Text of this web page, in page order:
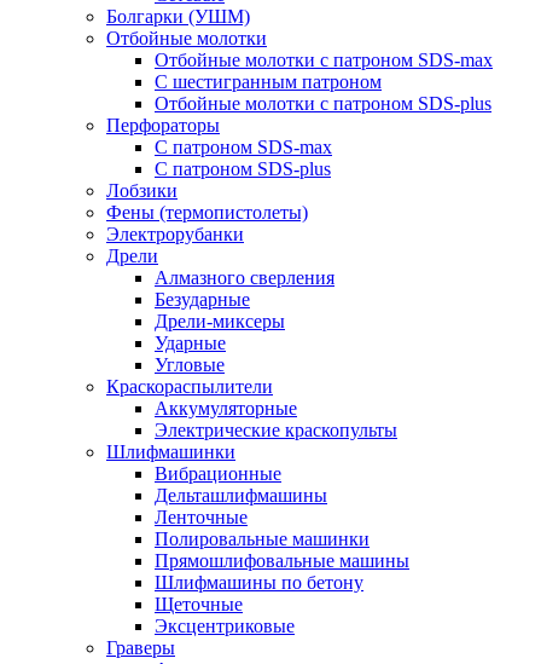
Болгарки (УШМ)
Отбойные молотки
Отбойные молотки с патроном SDS-max
С шестигранным патроном
Отбойные молотки с патроном SDS-plus
Перфораторы
С патроном SDS-max
С патроном SDS-plus
Лобзики
Фены (термопистолеты)
Электрорубанки
Дрели
Алмазного сверления
Безударные
Дрели-миксеры
Ударные
Угловые
Краскораспылители
Аккумуляторные
Электрические краскопульты
Шлифмашинки
Вибрационные
Дельташлифмашины
Ленточные
Полировальные машинки
Прямошлифовальные машины
Шлифмашины по бетону
Щеточные
Эксцентриковые
Граверы